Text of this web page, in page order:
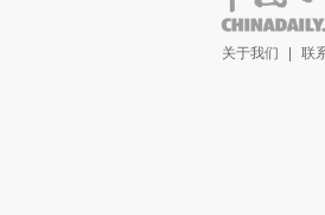
关于我们 | 联